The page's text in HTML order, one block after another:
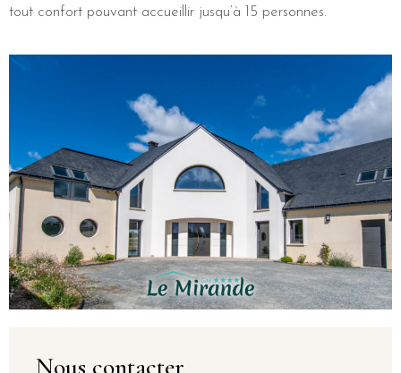
tout confort pouvant accueillir jusqu’à 15 personnes.
Nous contacter